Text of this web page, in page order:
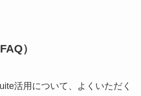
）
活用について、よくいただく